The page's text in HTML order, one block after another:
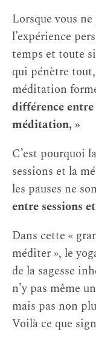
Lorsque vous
l’expérience
temps et toute
qui pénètre
méditation
différence
méditation, »
C’est pourquoi
sessions et la
les pauses ne
entre sessions
Dans cette «
méditer », le
de la sagesse
n’y pas même
mais pas non
Voilà ce que